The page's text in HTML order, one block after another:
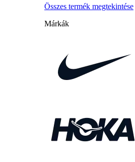
Összes termék megtekintése
Márkák